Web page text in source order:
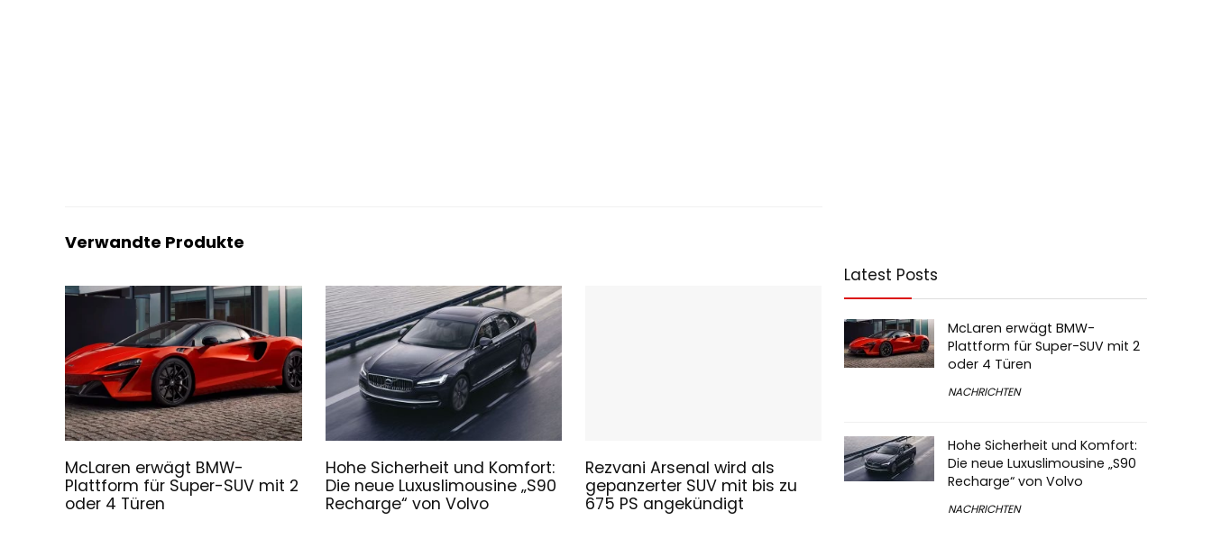
Verwandte Produkte
McLaren erwägt BMW-
Plattform für Super-SUV mit 2
oder 4 Türen
Hohe Sicherheit und Komfort:
Die neue Luxuslimousine „S90
Recharge“ von Volvo
Rezvani Arsenal wird als
gepanzerter SUV mit bis zu
675 PS angekündigt
Latest Posts
McLaren erwägt BMW-
Plattform für Super-SUV mit 2
oder 4 Türen
NACHRICHTEN
Hohe Sicherheit und Komfort:
Die neue Luxuslimousine „S90
Recharge“ von Volvo
NACHRICHTEN